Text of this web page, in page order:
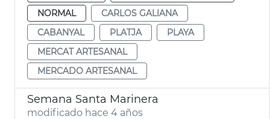
NORMAL
CARLOS GALIANA
CABANYAL
PLATJA
PLAYA
MERCAT ARTESANAL
MERCADO ARTESANAL
Semana Santa Marinera
modificado hace 4 años